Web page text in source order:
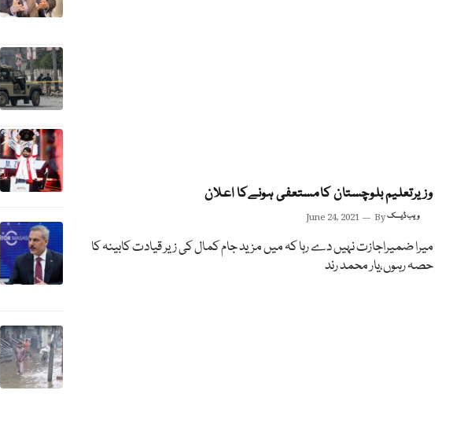
وزیرتعلیم بلوچستان کامستعفی ہونےکا اعلان
June 24, 2021 Byویب ڈیسک
میرا ضمیراجازت نہیں دے رہا کہ میں مزید جام کمال کی زیر قیادت کابینہ کا
حصہ رہوں،یار محمد رند